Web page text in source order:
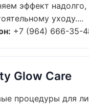
эффект надолго,
уходу....
+7 (964) 666-35-
Glow Care
процедуры для